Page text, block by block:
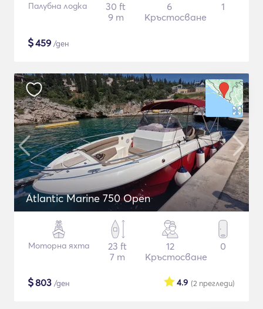
Палубна лодка
30 ft
9 m
6
Кръстосване
1
$459 /ден
Atlantic Marine 750 Open
Моторна яхта
23 ft
7 m
12
Кръстосване
0
$803 /ден (2 прегледи)
4.9